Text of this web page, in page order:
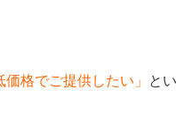
格でご提供したい」
と